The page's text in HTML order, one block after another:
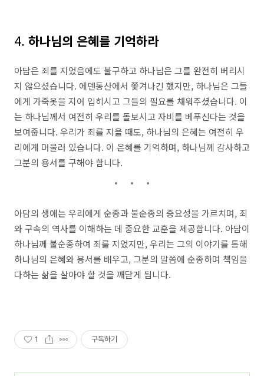
4. 하나님의 은혜를 기억하라
아담은 죄를 지었음에도 불구하고 하나님은 그를 완전히 버리시
지 않으셨습니다. 에덴동산에서 쫓겨나긴 했지만, 하나님은 그들
에게 가죽옷을 지어 입히시고 그들의 필요를 채워주셨습니다. 이
는 하나님께서 여전히 우리를 돌보시고 자비를 베푸신다는 것을
보여줍니다. 우리가 죄를 지을 때도, 하나님의 은혜는 여전히 우
리에게 머물러 있습니다. 이 은혜를 기억하며, 하나님께 감사하고
그분의 용서를 구해야 합니다.
아담의 생애는 우리에게 순종과 불순종의 중요성을 가르치며, 죄
와 구속의 역사를 이해하는 데 중요한 교훈을 제공합니다. 아담이
하나님께 불순종하여 죄를 지었지만, 우리는 그의 이야기를 통해
하나님의 은혜와 용서를 배우고, 그분의 말씀에 순종하며 책임을
다하는 삶을 살아야 할 것을 깨닫게 됩니다.
1 구독하기